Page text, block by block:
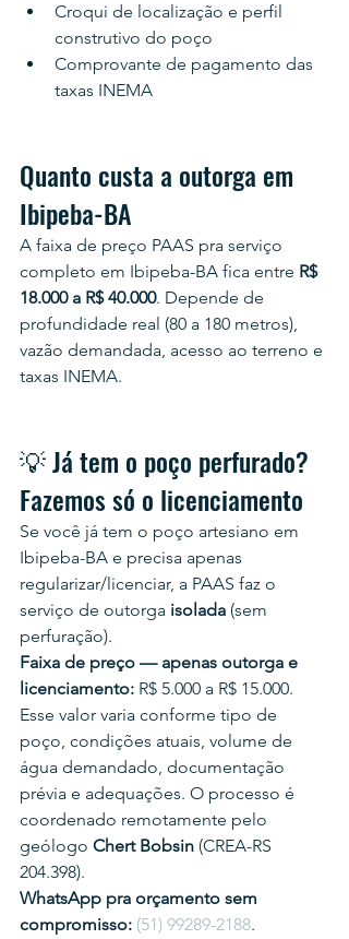
Croqui de localização e perfil
construtivo do poço
Comprovante de pagamento das
taxas INEMA
Quanto custa a outorga em
Ibipeba-BA
A faixa de preço PAAS pra serviço
completo em Ibipeba-BA fica entre R$
18.000 a R$ 40.000. Depende de
profundidade real (80 a 180 metros),
vazão demandada, acesso ao terreno e
taxas INEMA.
💡 Já tem o poço perfurado?
Fazemos só o licenciamento
Se você já tem o poço artesiano em
Ibipeba-BA e precisa apenas
regularizar/licenciar, a PAAS faz o
serviço de outorga isolada (sem
perfuração).
Faixa de preço — apenas outorga e
licenciamento: R$ 5.000 a R$ 15.000.
Esse valor varia conforme tipo de
poço, condições atuais, volume de
água demandado, documentação
prévia e adequações. O processo é
coordenado remotamente pelo
geólogo Chert Bobsin (CREA-RS
204.398).
WhatsApp pra orçamento sem
compromisso: (51) 99289-2188.